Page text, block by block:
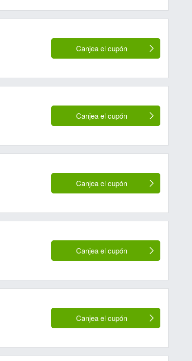
Canjea el cupón
Canjea el cupón
Canjea el cupón
Canjea el cupón
Canjea el cupón